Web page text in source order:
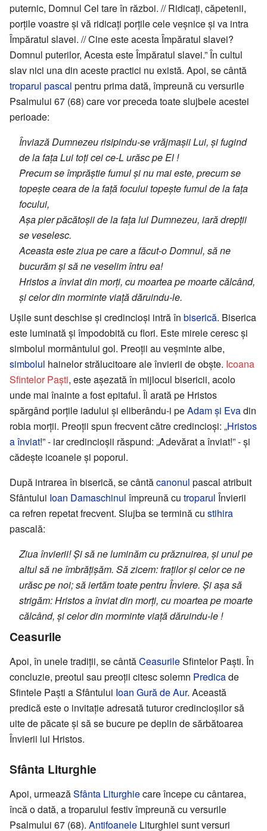
puternic, Domnul Cel tare în război. // Ridicați, căpetenii,
porțile voastre și vă ridicați porțile cele veșnice și va intra
Împăratul slavei. // Cine este acesta Împăratul slavei?
Domnul puterilor, Acesta este Împăratul slavei.” În cultul
slav nici una din aceste practici nu există. Apoi, se cântă
troparul pascal pentru prima dată, împreună cu versurile
Psalmului 67 (68) care vor preceda toate slujbele acestei
perioade:
Înviază Dumnezeu risipindu-se vrăjmașii Lui, și fugind
de la fața Lui toți cei ce-L urăsc pe El !
Precum se împrăștie fumul și nu mai este, precum se
topește ceara de la față focului topește fumul de la fața
focului,
Așa pier păcătoșii de la fața lui Dumnezeu, iară drepții
se veselesc.
Aceasta este ziua pe care a făcut-o Domnul, să ne
bucurăm și să ne veselim întru ea!
Hristos a înviat din morți, cu moartea pe moarte călcând,
și celor din morminte viață dăruindu-le.
Ușile sunt deschise și credincioși intră în biserică. Biserica
este luminată și împodobită cu flori. Este mirele ceresc și
simbolul mormântului gol. Preoții au veșminte albe,
simbolul hainelor strălucitoare ale învierii de obște. Icoana
Sfintelor Paști, este așezată în mijlocul bisericii, acolo
unde mai înainte a fost epitaful. Îl arată pe Hristos
spărgând porțile iadului și eliberându-i peAdam și Evadin
robia morții. Preoții spun frecvent către credincioși: „Hristos
a înviat!” - iar credincioșii răspund: „Adevărat a înviat!” - și
cădește icoanele și poporul.
După intrarea în biserică, se cântăcanonul pascal atribuit
Sfântului Ioan Damaschinul împreună cu troparul Învierii
ca refren repetat frecvent. Slujba se termină cu stihira
pascală:
Ziua învierii! Și să ne luminăm cu prăznuirea, și unul pe
altul să ne îmbrățișăm. Să zicem: fraților și celor ce ne
urăsc pe noi; să iertăm toate pentru Înviere. Și așa să
strigăm: Hristos a înviat din morți, cu moartea pe moarte
călcând, și celor din morminte viață dăruindu-le !
Ceasurile
Apoi, în unele tradiții, se cântăCeasurileSfintelor Paști. În
concluzie, preotul sau preoții citesc solemn Predicade
Sfintele Paști a Sfântului Ioan Gură de Aur. Această
predică este o invitație adresată tuturor credincioșilor să
uite de păcate și să se bucure pe deplin de sărbătoarea
Învierii lui Hristos.
Sfânta Liturghie
Apoi, urmeazăSfânta Liturghiecare începe cu cântarea,
încă o dată, a troparului festiv împreună cu versurile
Psalmului 67 (68). Antifoanele Liturghiei sunt versuri